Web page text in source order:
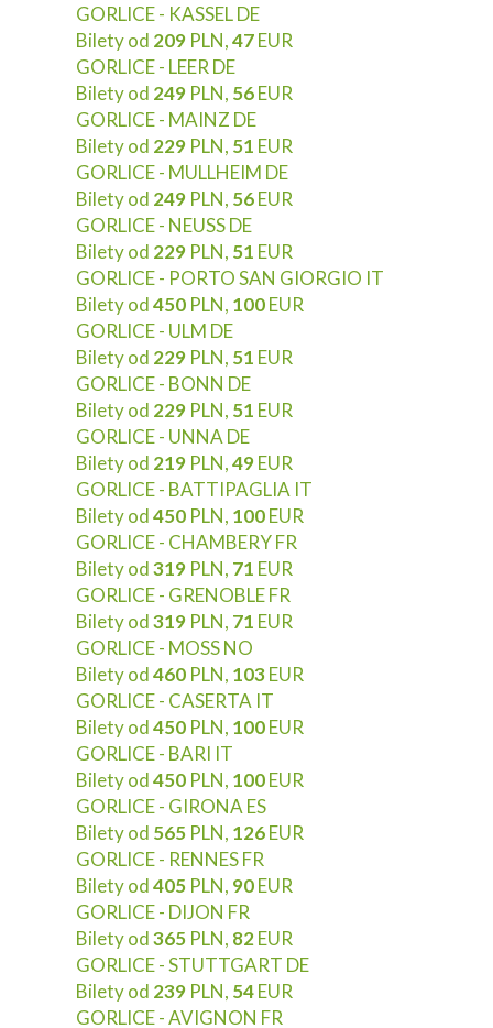
GORLICE - KASSEL DE
Bilety od 209 PLN,47EUR
GORLICE - LEER DE
Bilety od 249 PLN, 56EUR
GORLICE - MAINZ DE
Bilety od 229 PLN, 51 EUR
GORLICE - MULLHEIM DE
Bilety od 249 PLN, 56EUR
GORLICE - NEUSS DE
Bilety od 229 PLN, 51 EUR
GORLICE - PORTO SAN GIORGIO IT
Bilety od450 PLN, 100EUR
GORLICE - ULM DE
Bilety od 229 PLN, 51 EUR
GORLICE - BONN DE
Bilety od 229 PLN, 51 EUR
GORLICE - UNNA DE
Bilety od 219 PLN,49EUR
GORLICE - BATTIPAGLIA IT
Bilety od450 PLN, 100EUR
GORLICE - CHAMBERY FR
Bilety od319 PLN, 71 EUR
GORLICE - GRENOBLE FR
Bilety od319 PLN, 71 EUR
GORLICE - MOSS NO
Bilety od460 PLN, 103EUR
GORLICE - CASERTA IT
Bilety od450 PLN, 100EUR
GORLICE - BARI IT
Bilety od450 PLN, 100EUR
GORLICE - GIRONA ES
Bilety od 565 PLN, 126EUR
GORLICE - RENNES FR
Bilety od405 PLN, 90EUR
GORLICE - DIJON FR
Bilety od365 PLN, 82EUR
GORLICE - STUTTGART DE
Bilety od 239 PLN, 54EUR
GORLICE - AVIGNON FR